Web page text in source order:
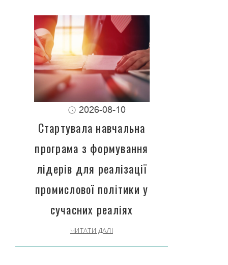
2026-08-10
Стартувала навчальна
програма з формування
лідерів для реалізації
промислової політики у
сучасних реаліях
ЧИТАТИ ДАЛІ